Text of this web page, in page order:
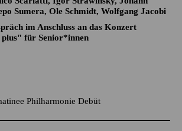
Sumera, Ole Schmidt, Wolfgang Jacobi
im Anschluss an das Konzert
plus" für Senior*innen
Philharmonie Debüt